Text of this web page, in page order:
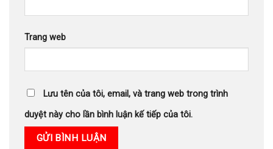
Trang web
Lưu tên của tôi, email, và trang web trong trình
duyệt này cho lần bình luận kế tiếp của tôi.